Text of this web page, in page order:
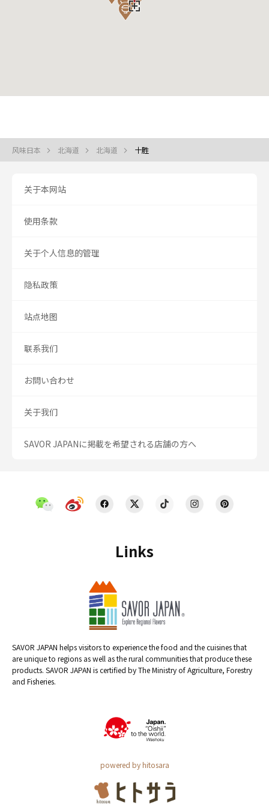
风味日本 北海道 北海道 十胜
Links
SAVOR JAPAN helps visitors to experience the food and the cuisines that
are unique to regions as well as the rural communities that produce these
products. SAVOR JAPAN is certified by The Ministry of Agriculture, Forestry
and Fisheries.
powered by hitosara
关于本网站
使用条款
关于个人信息的管理
隐私政策
站点地图
联系我们
お問い合わせ
关于我们
SAVOR JAPANに掲載を希望される店舗の方へ